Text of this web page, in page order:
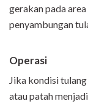
gerakan pada
penyambungan
Operasi
Jika kondisi
atau patah